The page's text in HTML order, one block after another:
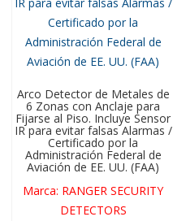
Arco Detector de Metales de
6 Zonas con Anclaje para
Fijarse al Piso. Incluye Sensor
IR para evitar falsas Alarmas /
Certificado por la
Administración Federal de
Aviación de EE. UU. (FAA)
Marca: RANGER SECURITY
DETECTORS